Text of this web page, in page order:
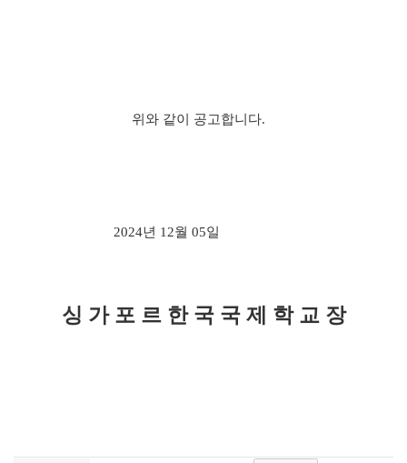
위와 같이 공고합니다.
2024년 12월 05일
싱 가 포 르 한 국 국 제 학 교 장